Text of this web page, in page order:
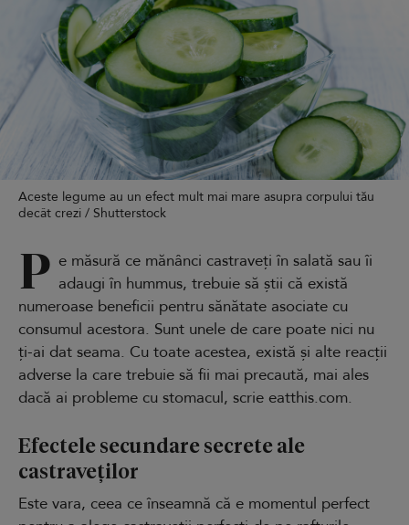
Aceste legume au un efect mult mai mare asupra corpului tău
decât crezi / Shutterstock
P e măsură ce mănânci castraveți în salată sau îi
adaugi în hummus, trebuie să știi că există
numeroase beneficii pentru sănătate asociate cu
consumul acestora. Sunt unele de care poate nici nu
ți-ai dat seama. Cu toate acestea, există și alte reacții
adverse la care trebuie să fii mai precaută, mai ales
dacă ai probleme cu stomacul, scrie eatthis.com.
Efectele secundare secrete ale
castraveților
Este vara, ceea ce înseamnă că e momentul perfect